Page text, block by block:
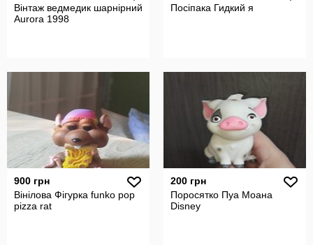
Вінтаж ведмедик шарнірний
Aurora 1998
Посіпака Гидкий я
900 грн
Вінілова Фігурка funko pop
pizza rat
200 грн
Поросятко Пуа Моана
Disney